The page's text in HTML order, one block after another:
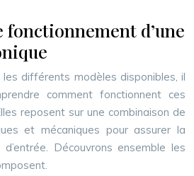
fonctionnement d’une
différents modèles disponibles, il
comment fonctionnent ces
reposent sur une combinaison de
et mécaniques pour assurer la
Découvrons ensemble les